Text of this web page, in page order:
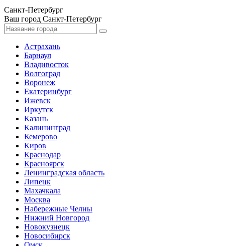
Санкт-Петербург
Ваш город Санкт-Петербург
Астрахань
Барнаул
Владивосток
Волгоград
Воронеж
Екатеринбург
Ижевск
Иркутск
Казань
Калининград
Кемерово
Киров
Краснодар
Красноярск
Ленинградская область
Липецк
Махачкала
Москва
Набережные Челны
Нижний Новгород
Новокузнецк
Новосибирск